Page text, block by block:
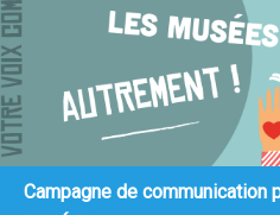
Campagne de communication